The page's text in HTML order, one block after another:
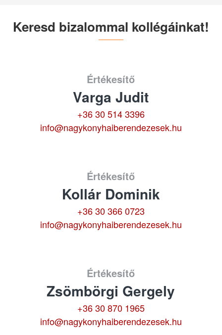
Keresd bizalommal kollégáinkat!
Értékesítő
Varga Judit
+36 30 514 3396
info@nagykonyhaiberendezesek.hu
Értékesítő
Kollár Dominik
+36 30 366 0723
info@nagykonyhaiberendezesek.hu
Értékesítő
Zsömbörgi Gergely
+36 30 870 1965
info@nagykonyhaiberendezesek.hu